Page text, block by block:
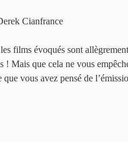
Cianfrance
films évoqués sont
! Mais que cela ne vous
que vous avez pensé de